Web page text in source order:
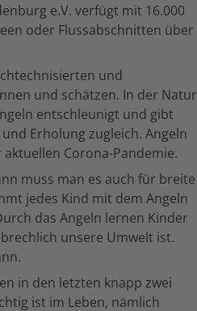
e.V. verfügt mit 16.000
oder Flussabschnitten über
und
und schätzen. In der Natur
entschleunigt und gibt
Erholung zugleich. Angeln
Corona-Pandemie.
muss man es auch für breite
jedes Kind mit dem Angeln
das Angeln lernen Kinder
unsere Umwelt ist.
in den letzten knapp zwei
ist im Leben, nämlich